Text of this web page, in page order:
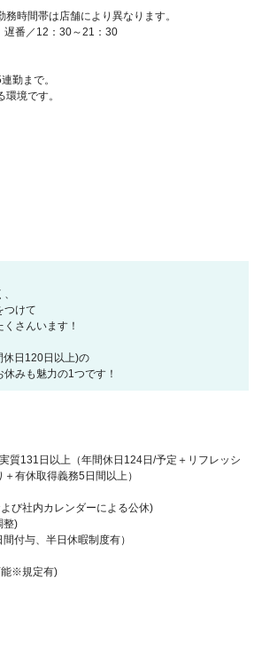
時間帯は店舗により異なります。
遅番／12：30～21：30
勤まで。
境です。
つけて
さんいます！
休日120日以上)の
みも魅力の1つです！
質131日以上（年間休日124日/予定＋リフレッシ
有休取得義務5日間以上）
び社内カレンダーによる公休)
整)
付与、半日休暇制度有）
能※規定有)